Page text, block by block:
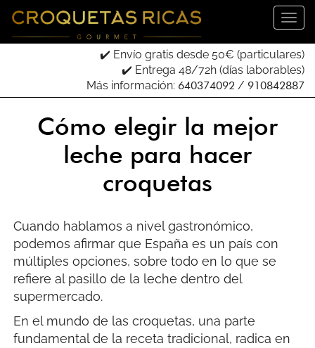
✔️ Envío gratis desde 50€ (particulares)
✔️ Entrega 48/72h (días laborables)
Más información: 640374092 / 910842887
Cómo elegir la mejor
leche para hacer
croquetas
Cuando hablamos a nivel gastronómico,
podemos afirmar que España es un país con
múltiples opciones, sobre todo en lo que se
refiere al pasillo de la leche dentro del
supermercado.
En el mundo de las croquetas, una parte
fundamental de la receta tradicional, radica en